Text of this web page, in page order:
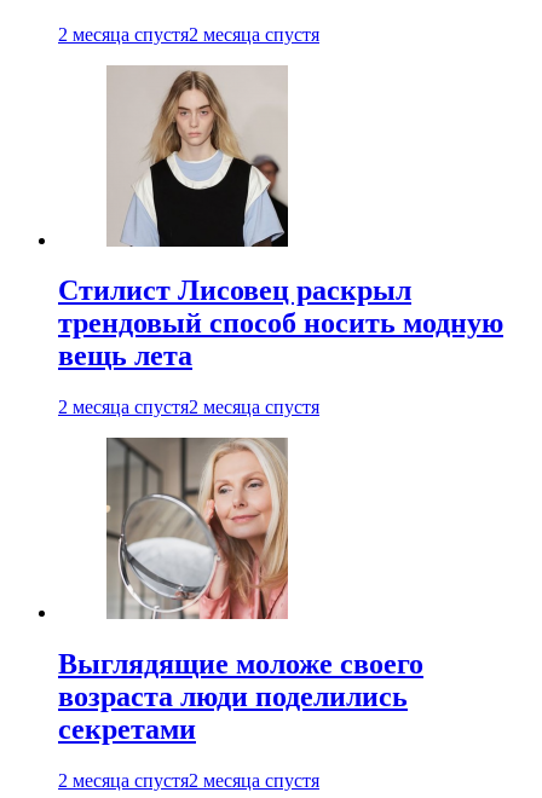
2 месяца спустя2 месяца спустя
Стилист Лисовец раскрыл
трендовый способ носить модную
вещь лета
2 месяца спустя2 месяца спустя
Выглядящие моложе своего
возраста люди поделились
секретами
2 месяца спустя2 месяца спустя